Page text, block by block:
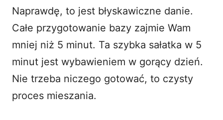
Naprawdę, to jest błyskawiczne danie.
Całe przygotowanie bazy zajmie Wam
mniej niż 5 minut. Ta szybka sałatka w 5
minut jest wybawieniem w gorący dzień.
Nie trzeba niczego gotować, to czysty
proces mieszania.